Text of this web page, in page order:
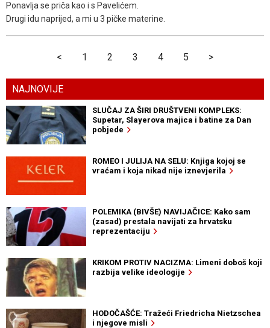
Ponavlja se priča kao i s Pavelićem.
Drugi idu naprijed, a mi u 3 pičke materine.
< 1 2 3 4 5 >
NAJNOVIJE
SLUČAJ ZA ŠIRI DRUŠTVENI KOMPLEKS:
Supetar, Slayerova majica i batine za Dan
pobjede
ROMEO I JULIJA NA SELU: Knjiga kojoj se
vraćam i koja nikad nije iznevjerila
POLEMIKA (BIVŠE) NAVIJAČICE: Kako sam
(zasad) prestala navijati za hrvatsku
reprezentaciju
KRIKOM PROTIV NACIZMA: Limeni doboš koji
razbija velike ideologije
HODOČAŠĆE: Tražeći Friedricha Nietzschea
i njegove misli